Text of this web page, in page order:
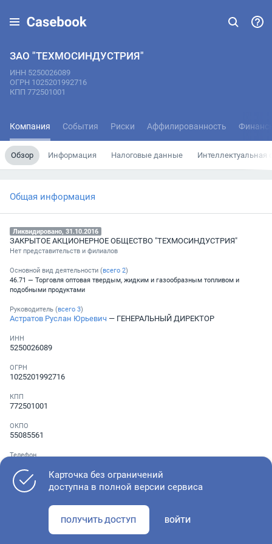
ЗАО "ТЕХМОСИНДУСТРИЯ"
ИНН 5250026089
ОГРН 1025201992716
КПП 772501001
Компания События Риски Аффилированность
Обзор Информация Налоговые данные Интеллектуальная
Общая информация
Ликвидировано, 31.10.2016
ЗАКРЫТОЕ АКЦИОНЕРНОЕ ОБЩЕСТВО "ТЕХМОСИНДУСТРИЯ"
Нет представительств и филиалов
Основной вид деятельности (всего 2)
46.71 — Торговля оптовая твердым, жидким и газообразным топливом и
подобными продуктами
Руководитель (всего 3)
Астратов Руслан Юрьевич — ГЕНЕРАЛЬНЫЙ ДИРЕКТОР
ИНН
5250026089
ОГРН
1025201992716
КПП
772501001
ОКПО
55085561
Телефон
Как оценить состояние компании
Карточка без ограничений
доступна в полной версии сервиса
ПОЛУЧИТЬ ДОСТУП ВОЙТИ